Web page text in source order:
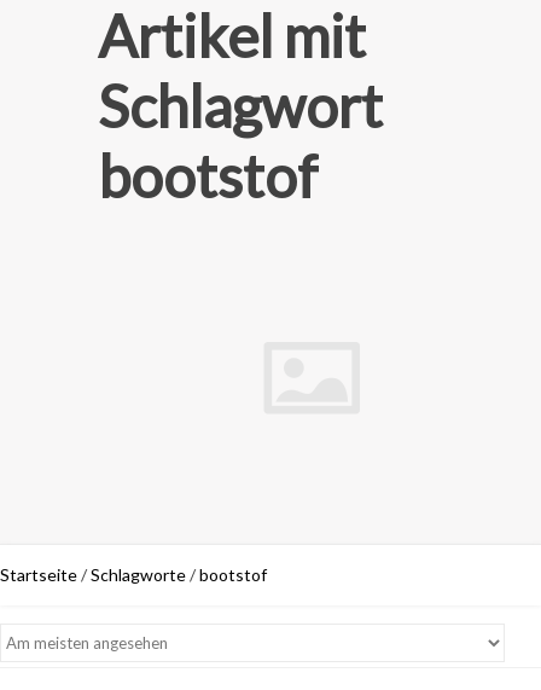
Artikel mit
Schlagwort
bootstof
Startseite/Schlagworte/bootstof